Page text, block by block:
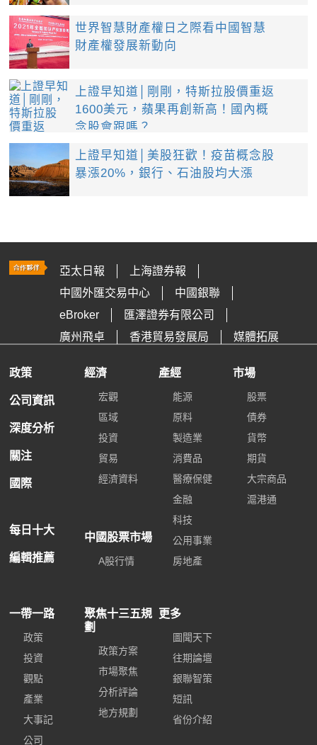
世界智慧財產權日之際看中國智慧
財產權發展新動向
上證早知道│剛剛，特斯拉股價重返
1600美元，蘋果再創新高！國內概
念股會跟嗎？
上證早知道│美股狂歡！疫苗概念股
暴漲20%，銀行、石油股均大漲
亞太日報
上海證券報
中國外匯交易中心
中國銀聯
eBroker
匯澤證券有限公司
廣州飛卓
香港貿易發展局 媒體拓展
政策
公司資訊
深度分析
關注
國際
每日十大
編輯推薦
經濟
宏觀
區域
投資
貿易
經濟資料
中國股票市場
A股行情
產經
能源
原料
製造業
消費品
醫療保健
金融
科技
公用事業
房地產
市場
股票
債券
貨幣
期貨
大宗商品
滬港通
一帶一路
政策
投資
觀點
產業
大事記
公司
聚焦十三五規
劃
政策方案
市場聚焦
分析評論
地方規劃
更多
圖聞天下
往期論壇
銀聯智策
短訊
省份介紹